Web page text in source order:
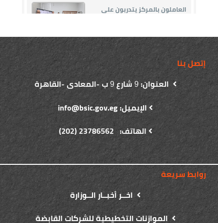
إتصل بنا
العنوان:9شارع9ب -المعادى -القاهرة
الإيميل: info@bsic.gov.eg
الهاتف: 23786562 (202)
روابط سريعة
اخــر أخبــار الــوزارة
الموازنات التخطيطية للشركات القابضة